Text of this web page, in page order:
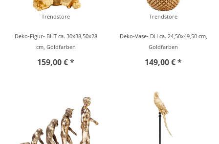
Trendstore
Deko-Figur- BHT ca. 30x38,50x28
cm, Goldfarben
159,00 € *
Trendstore
Deko-Vase- DH ca. 24,50x49,50 cm,
Goldfarben
149,00 € *